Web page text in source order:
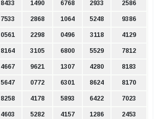
8433 1490 6768 2933 2586
7533 2868 1064 5248 9386
0561 2298 0496 3118 4129
8164 3105 6800 5529 7812
4667 9621 1307 4280 8183
5647 0772 6301 8624 8170
8258 4178 5893 6422 7023
4603 5282 4157 1286 2453